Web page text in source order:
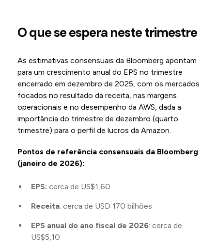
O que se espera neste trimestre
As estimativas consensuais da Bloomberg apontam
para um crescimento anual do EPS no trimestre
encerrado em dezembro de 2025, com os mercados
focados no resultado da receita, nas margens
operacionais e no desempenho da AWS, dada a
importância do trimestre de dezembro (quarto
trimestre) para o perfil de lucros da Amazon.
Pontos de referência consensuais da Bloomberg
(janeiro de 2026):
EPS: cerca de US$1,60
Receita: cerca de USD 170 bilhões
EPS anual do ano fiscal de 2026: cerca de
US$5,10